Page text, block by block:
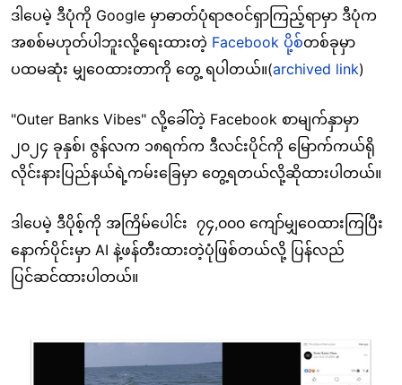
ဒါပေမဲ့ ဒီပုံကို Google မှာဓာတ်ပုံရာဇဝင်ရှာကြည့်ရာမှာ ဒီပုံက
အစစ်မဟုတ်ပါဘူးလို့ရေးထားတဲ့ Facebook ပို့စ်တစ်ခုမှာ
ပထမဆုံး မျှဝေထားတာကို တွေ့ ရပါတယ်။(archived link)
"Outer Banks Vibes" လို့ခေါ်တဲ့ Facebook စာမျက်နှာမှာ
၂၀၂၄ ခုနှစ်၊ ဇွန်လက ၁၈ရက်က ဒီလင်းပိုင်ကို မြောက်ကယ်ရို
လိုင်းနားပြည်နယ်ရဲ့ကမ်းခြေမှာ တွေ့ရတယ်လို့ဆိုထားပါတယ်။
ဒါပေမဲ့ ဒီပိုစ့်ကို အကြိမ်ပေါင်း ၇၄,၀၀၀ ကျော်မျှဝေထားကြပြီး
နောက်ပိုင်းမှာ AI နဲ့ဖန်တီးထားတဲ့ပုံဖြစ်တယ်လို့ ပြန်လည်
ပြင်ဆင်ထားပါတယ်။
Image